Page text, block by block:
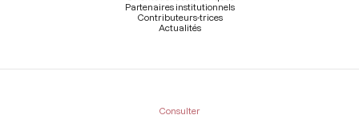
Partenaires institutionnels
Contributeurs-trices
Actualités
Consulter